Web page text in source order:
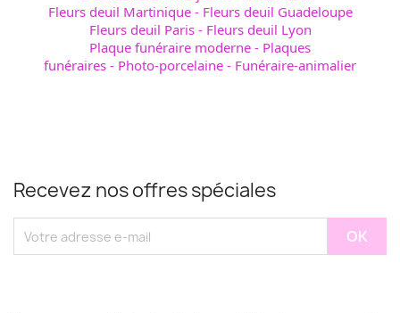
Fleurs deuil Martinique- Fleurs deuil Guadeloupe
Fleurs deuil Paris- Fleurs deuil Lyon
Plaque funéraire moderne - Plaques
funéraires - Photo-porcelaine - Funéraire-animalier
Recevez nos offres spéciales